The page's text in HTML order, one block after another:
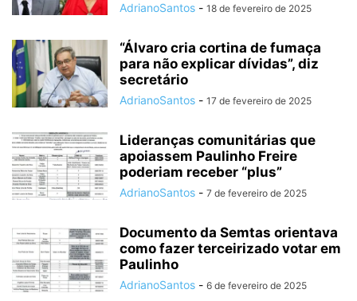
AdrianoSantos - 18 de fevereiro de 2025
“Álvaro cria cortina de fumaça
para não explicar dívidas”, diz
secretário
AdrianoSantos - 17 de fevereiro de 2025
Lideranças comunitárias que
apoiassem Paulinho Freire
poderiam receber “plus”
AdrianoSantos - 7 de fevereiro de 2025
Documento da Semtas orientava
como fazer terceirizado votar em
Paulinho
AdrianoSantos - 6 de fevereiro de 2025